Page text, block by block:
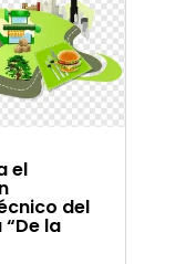
el
del
la